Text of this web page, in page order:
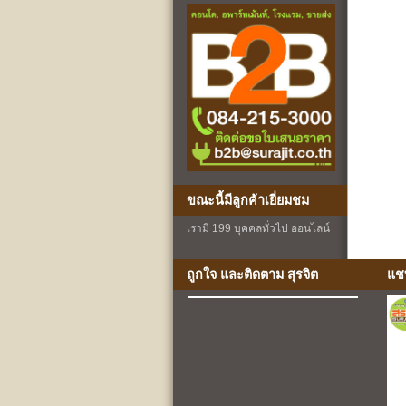
ขณะนี้มีลูกค้าเยี่ยมชม
เรามี 199 บุคคลทั่วไป ออนไลน์
ถูกใจ และติดตาม สุรจิต แ